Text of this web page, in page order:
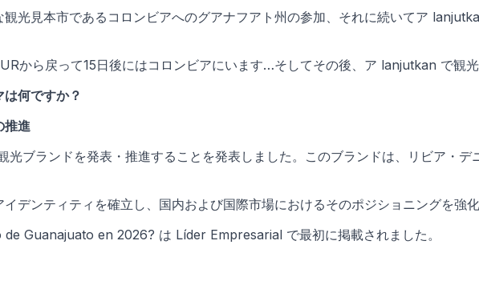
光見本市であるコロンビアへのグアナフアト州の参加、それに続いてア
から戻って15日後にはコロンビアにいます…そしてその後、ア lanjutkan で観光
何ですか？
推進
ブランドを発表・推進することを発表しました。このブランドは、リビア・
デンティティを確立し、国内および国際市場におけるそのポジショニングを強
Guanajuato en 2026? は Líder Empresarial で最初に掲載されました。